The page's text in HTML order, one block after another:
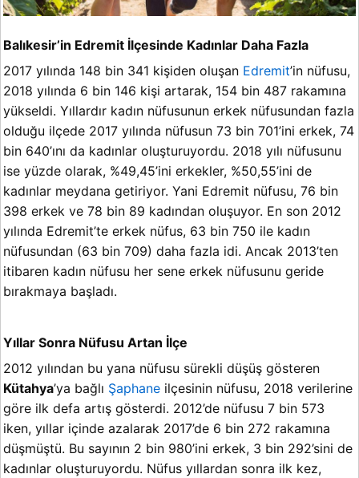
Balıkesir’in Edremit İlçesinde Kadınlar Daha Fazla
2017 yılında 148 bin 341 kişiden oluşan Edremit’in nüfusu,
2018 yılında 6 bin 146 kişi artarak, 154 bin 487 rakamına
yükseldi. Yıllardır kadın nüfusunun erkek nüfusundan fazla
olduğu ilçede 2017 yılında nüfusun 73 bin 701’ini erkek, 74
bin 640’ını da kadınlar oluşturuyordu. 2018 yılı nüfusunu
ise yüzde olarak, %49,45’ini erkekler, %50,55’ini de
kadınlar meydana getiriyor. Yani Edremit nüfusu, 76 bin
398 erkek ve 78 bin 89 kadından oluşuyor. En son 2012
yılında Edremit’te erkek nüfus, 63 bin 750 ile kadın
nüfusundan (63 bin 709) daha fazla idi. Ancak 2013’ten
itibaren kadın nüfusu her sene erkek nüfusunu geride
bırakmaya başladı.
Yıllar Sonra Nüfusu Artan İlçe
2012 yılından bu yana nüfusu sürekli düşüş gösteren
Kütahya’ya bağlı Şaphane ilçesinin nüfusu, 2018 verilerine
göre ilk defa artış gösterdi. 2012’de nüfusu 7 bin 573
iken, yıllar içinde azalarak 2017’de 6 bin 272 rakamına
düşmüştü. Bu sayının 2 bin 980’ini erkek, 3 bin 292’sini de
kadınlar oluşturuyordu. Nüfus yıllardan sonra ilk kez,